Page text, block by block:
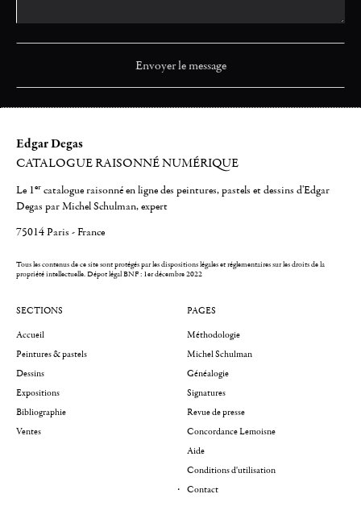
Edgar Degas
CATALOGUE RAISONNÉ NUMÉRIQUE
Le 1er catalogue raisonné en ligne des peintures, pastels et dessins d'Edgar
Degas par Michel Schulman, expert
75014 Paris - France
Tous les contenus de ce site sont protégés par les dispositions légales et réglementaires sur les droits de la
propriété intellectuelle.Dépot légal BNF : 1er décembre 2022
SECTIONS
Accueil
Peintures & pastels
Dessins
Expositions
Bibliographie
Ventes
PAGES
Méthodologie
Michel Schulman
Généalogie
Signatures
Revue de presse
Concordance Lemoisne
Aide
Conditions d'utilisation
Contact